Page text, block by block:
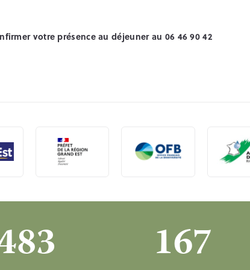
votre présence au déjeuner au 06 46 90 42
167